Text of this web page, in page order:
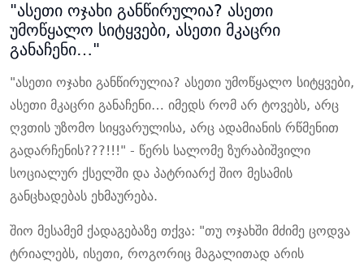
"ასეთი ოჯახი განწირულია? ასეთი
უმოწყალო სიტყვები, ასეთი მკაცრი
განაჩენი…"
"ასეთი ოჯახი განწირულია? ასეთი უმოწყალო სიტყვები,
ასეთი მკაცრი განაჩენი… იმედს რომ არ ტოვებს, არც
ღვთის უზომო სიყვარულისა, არც ადამიანის რწმენით
გადარჩენის???!!!" - წერს სალომე ზურაბიშვილი
სოციალურ ქსელში და პატრიარქ შიო მესამის
განცხადებას ეხმაურება.
შიო მესამემ ქადაგებაზე თქვა: "თუ ოჯახში მძიმე ცოდვა
ტრიალებს, ისეთი, როგორიც მაგალითად არის